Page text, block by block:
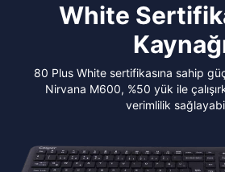
White
80 Plus White sertifikasına sahip
Nirvana M600, %50 yük ile
verimlilik